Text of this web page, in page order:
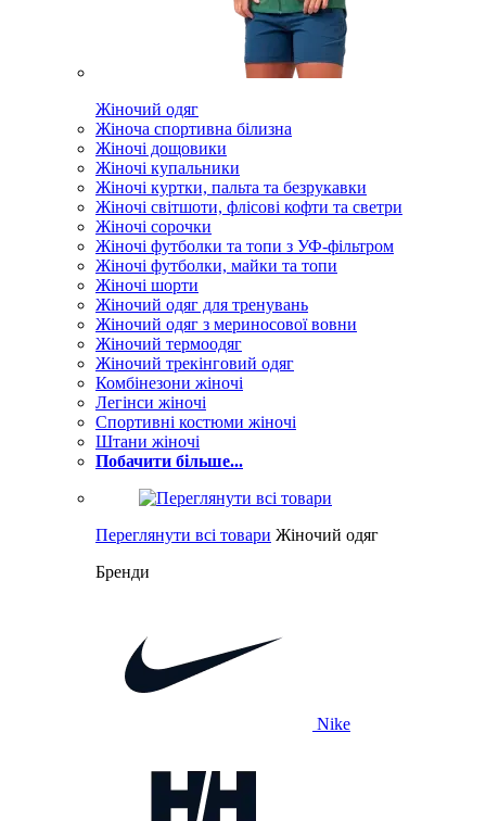
Жіночий одяг
Жіноча спортивна білизна
Жіночі дощовики
Жіночі купальники
Жіночі куртки, пальта та безрукавки
Жіночі світшоти, флісові кофти та светри
Жіночі сорочки
Жіночі футболки та топи з УФ-фільтром
Жіночі футболки, майки та топи
Жіночі шорти
Жіночий одяг для тренувань
Жіночий одяг з мериносової вовни
Жіночий термоодяг
Жіночий трекінговий одяг
Комбінезони жіночі
Легінси жіночі
Спортивні костюми жіночі
Штани жіночі
Побачити більше...
Переглянути всі товари Жіночий одяг
Бренди
Nike